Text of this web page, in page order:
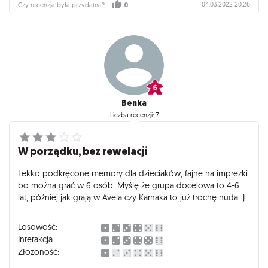
Czy recenzja była przydatna? 0 04.03.2022 20:26
Benka
Liczba recenzji: 7
W porządku, bez rewelacji
Lekko podkręcone memory dla dzieciaków, fajne na imprezki
bo można grać w 6 osób. Myślę że grupa docelowa to 4-6
lat, później jak grają w Avela czy Karnaka to już trochę nuda :)
Losowość:
Interakcja:
Złożoność: